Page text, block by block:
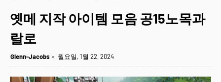
옛메 지작 아이템 모음 공15노목과
랄로
Glenn-Jacobs 월요일, 1월 22, 2024